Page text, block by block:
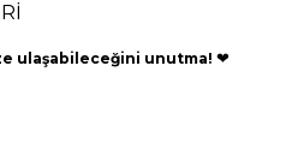
ulaşabileceğini unutma! ❤